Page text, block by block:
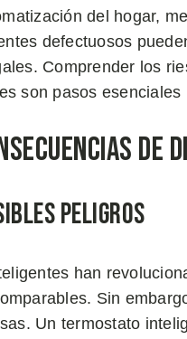
del hogar,
defectuosos
Comprender los
son pasos
Peligros
han
Sin
Un termostato